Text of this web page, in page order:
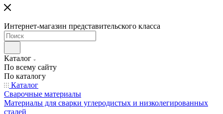
Интернет-магазин представительского класса
Каталог
По всему сайту
По каталогу
Каталог
Сварочные материалы
Материалы для сварки углеродистых и низколегированных
сталей